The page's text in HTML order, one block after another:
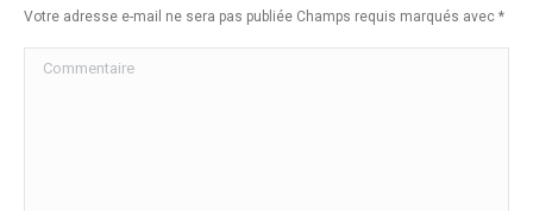
Votre adresse e-mail ne sera pas publiée Champs requis marqués avec *
Commentaire